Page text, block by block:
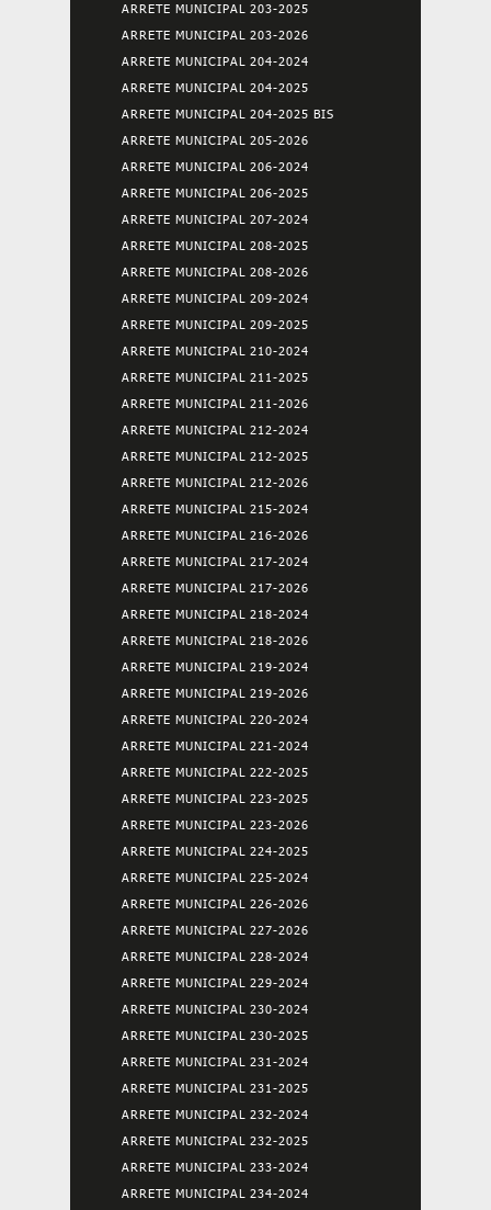
ARRETE MUNICIPAL 203-2025
ARRETE MUNICIPAL 203-2026
ARRETE MUNICIPAL 204-2024
ARRETE MUNICIPAL 204-2025
ARRETE MUNICIPAL 204-2025 BIS
ARRETE MUNICIPAL 205-2026
ARRETE MUNICIPAL 206-2024
ARRETE MUNICIPAL 206-2025
ARRETE MUNICIPAL 207-2024
ARRETE MUNICIPAL 208-2025
ARRETE MUNICIPAL 208-2026
ARRETE MUNICIPAL 209-2024
ARRETE MUNICIPAL 209-2025
ARRETE MUNICIPAL 210-2024
ARRETE MUNICIPAL 211-2025
ARRETE MUNICIPAL 211-2026
ARRETE MUNICIPAL 212-2024
ARRETE MUNICIPAL 212-2025
ARRETE MUNICIPAL 212-2026
ARRETE MUNICIPAL 215-2024
ARRETE MUNICIPAL 216-2026
ARRETE MUNICIPAL 217-2024
ARRETE MUNICIPAL 217-2026
ARRETE MUNICIPAL 218-2024
ARRETE MUNICIPAL 218-2026
ARRETE MUNICIPAL 219-2024
ARRETE MUNICIPAL 219-2026
ARRETE MUNICIPAL 220-2024
ARRETE MUNICIPAL 221-2024
ARRETE MUNICIPAL 222-2025
ARRETE MUNICIPAL 223-2025
ARRETE MUNICIPAL 223-2026
ARRETE MUNICIPAL 224-2025
ARRETE MUNICIPAL 225-2024
ARRETE MUNICIPAL 226-2026
ARRETE MUNICIPAL 227-2026
ARRETE MUNICIPAL 228-2024
ARRETE MUNICIPAL 229-2024
ARRETE MUNICIPAL 230-2024
ARRETE MUNICIPAL 230-2025
ARRETE MUNICIPAL 231-2024
ARRETE MUNICIPAL 231-2025
ARRETE MUNICIPAL 232-2024
ARRETE MUNICIPAL 232-2025
ARRETE MUNICIPAL 233-2024
ARRETE MUNICIPAL 234-2024